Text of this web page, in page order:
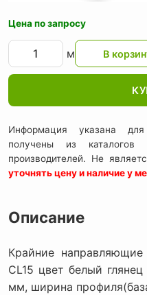
Цена по запросу
м
Информация указана
получены из каталогов
производителей. Не
уточнять цену и наличие у
Описание
Крайние
CL15 цвет белый
мм, ширина